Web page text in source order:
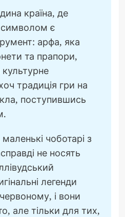
країна, де
символом є
арфа, яка
та прапори,
традиція гри на
поступившись
чоботарі з
не носять
легенди
і вони
але тільки для тих,